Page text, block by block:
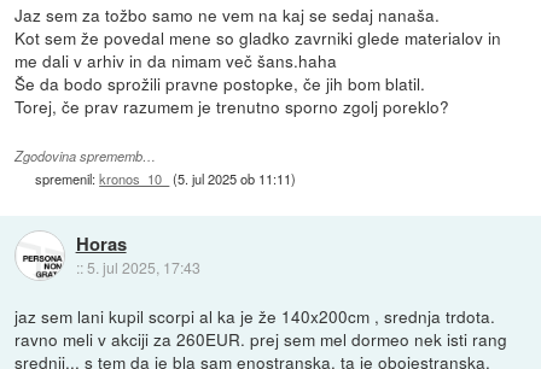
Jaz sem za tožbo samo ne vem na kaj se sedaj nanaša.
Kot sem že povedal mene so gladko zavrniki glede materialov in
me dali v arhiv in da nimam več šans.haha
Še da bodo sprožili pravne postopke, če jih bom blatil.
Torej, če prav razumem je trenutno sporno zgolj poreklo?
Zgodovina sprememb…
spremenil:kronos_10_ (5. jul 2025 ob 11:11)
Horas
:: 5. jul 2025, 17:43
jaz sem lani kupil scorpi al ka je že 140x200cm , srednja trdota.
ravno meli v akciji za 260EUR. prej sem mel dormeo nek isti rang
srednji... s tem da je bla sam enostranska. ta je obojestranska.